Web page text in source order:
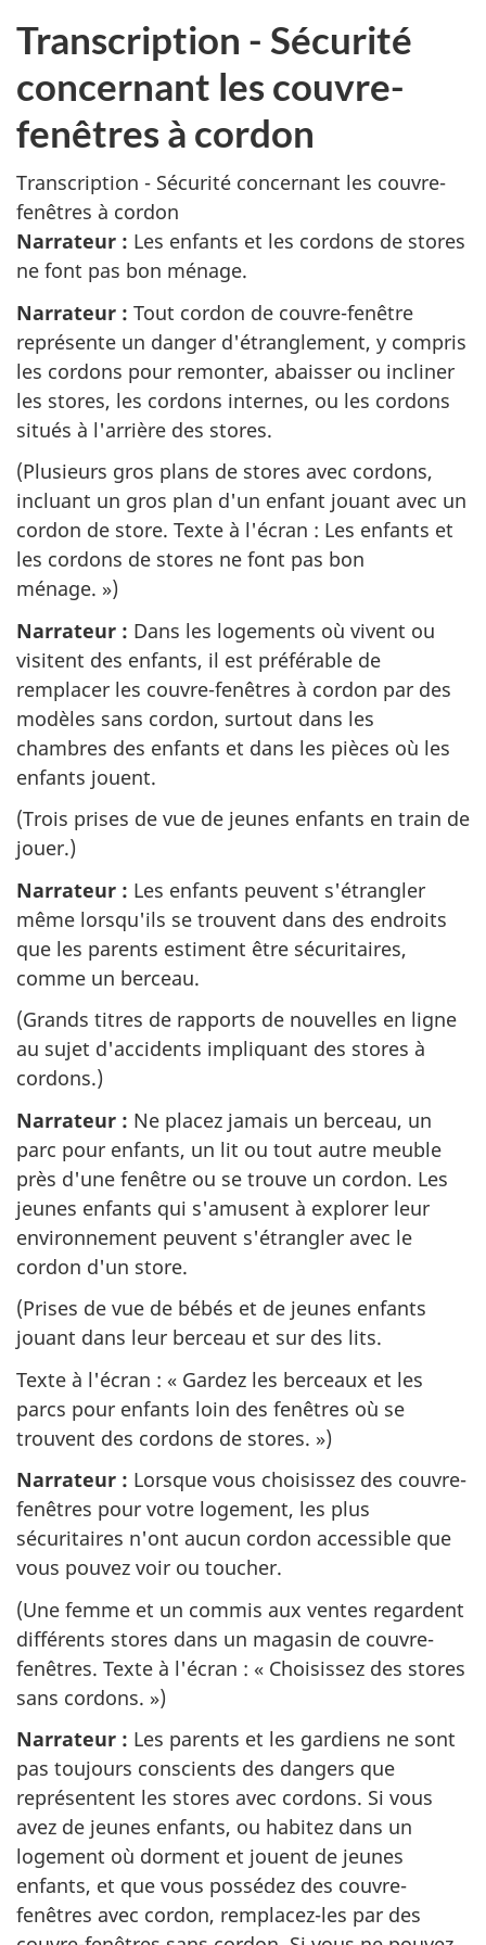
Transcription - Sécurité
concernant les couvre-
fenêtres à cordon
Transcription - Sécurité concernant les couvre-
fenêtres à cordon
Narrateur : Les enfants et les cordons de stores
ne font pas bon ménage.
Narrateur : Tout cordon de couvre-fenêtre
représente un danger d'étranglement, y compris
les cordons pour remonter, abaisser ou incliner
les stores, les cordons internes, ou les cordons
situés à l'arrière des stores.
(Plusieurs gros plans de stores avec cordons,
incluant un gros plan d'un enfant jouant avec un
cordon de store. Texte à l'écran : Les enfants et
les cordons de stores ne font pas bon
ménage. »)
Narrateur : Dans les logements où vivent ou
visitent des enfants, il est préférable de
remplacer les couvre-fenêtres à cordon par des
modèles sans cordon, surtout dans les
chambres des enfants et dans les pièces où les
enfants jouent.
(Trois prises de vue de jeunes enfants en train de
jouer.)
Narrateur : Les enfants peuvent s'étrangler
même lorsqu'ils se trouvent dans des endroits
que les parents estiment être sécuritaires,
comme un berceau.
(Grands titres de rapports de nouvelles en ligne
au sujet d'accidents impliquant des stores à
cordons.)
Narrateur : Ne placez jamais un berceau, un
parc pour enfants, un lit ou tout autre meuble
près d'une fenêtre ou se trouve un cordon. Les
jeunes enfants qui s'amusent à explorer leur
environnement peuvent s'étrangler avec le
cordon d'un store.
(Prises de vue de bébés et de jeunes enfants
jouant dans leur berceau et sur des lits.
Texte à l'écran : « Gardez les berceaux et les
parcs pour enfants loin des fenêtres où se
trouvent des cordons de stores. »)
Narrateur : Lorsque vous choisissez des couvre-
fenêtres pour votre logement, les plus
sécuritaires n'ont aucun cordon accessible que
vous pouvez voir ou toucher.
(Une femme et un commis aux ventes regardent
différents stores dans un magasin de couvre-
fenêtres. Texte à l'écran : « Choisissez des stores
sans cordons. »)
Narrateur : Les parents et les gardiens ne sont
pas toujours conscients des dangers que
représentent les stores avec cordons. Si vous
avez de jeunes enfants, ou habitez dans un
logement où dorment et jouent de jeunes
enfants, et que vous possédez des couvre-
fenêtres avec cordon, remplacez-les par des